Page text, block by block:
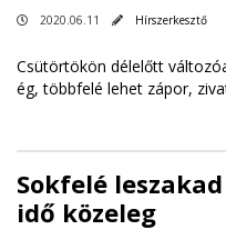
2020.06.11 Hírszerkesztő
Csütörtökön délelőtt
ég, többfelé lehet zápor,
Sokfelé
idő közeleg